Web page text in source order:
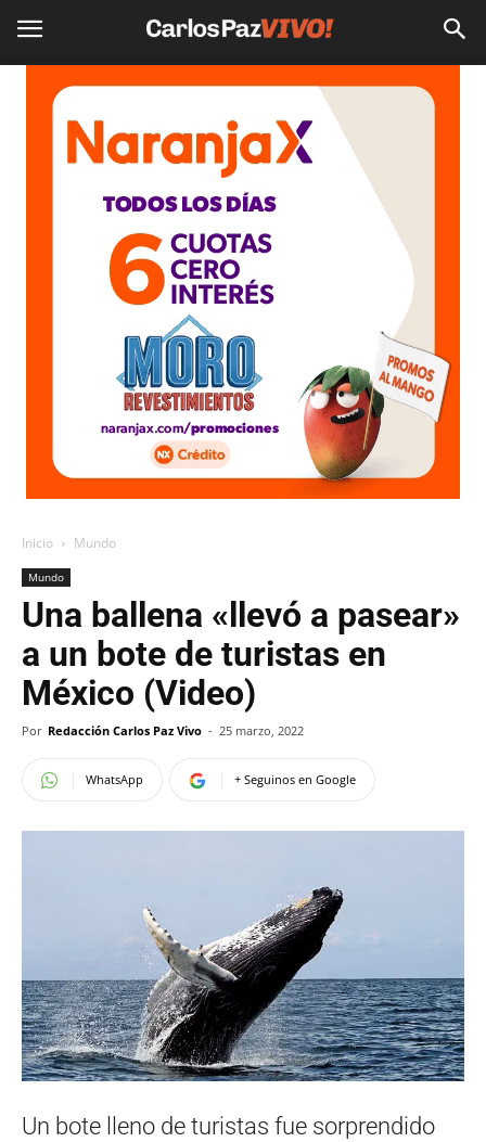
Inicio Mundo
Mundo
Una ballena «llevó a pasear»
a un bote de turistas en
México (Video)
Por Redacción Carlos Paz Vivo - 25 marzo, 2022
WhatsApp + Seguinos en Google
Un bote lleno de turistas fue sorprendido